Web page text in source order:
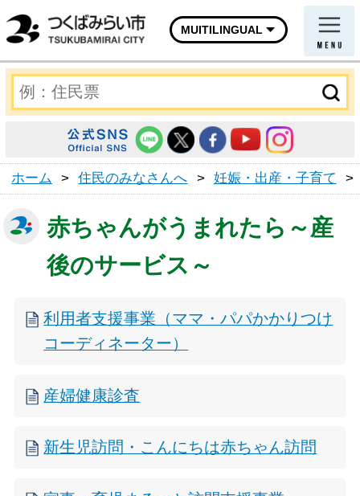
MUITILINGUAL
ホーム > 住民のみなさんへ > 妊娠・出産・子育て >
赤ちゃんがうまれたら～産
後のサービス～
利用者支援事業（ママ・パパかかりつけ
コーディネーター）
産婦健康診査
新生児訪問・こんにちは赤ちゃん訪問